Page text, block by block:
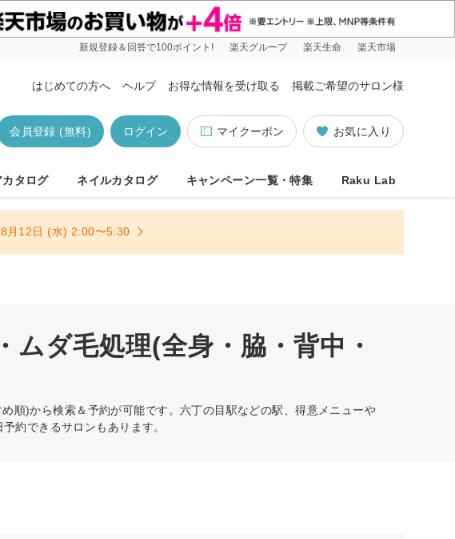
新規登録＆回答で100ポイント! 楽天グループ 楽天生命 楽天市場
はじめての方へ ヘルプ お得な情報を受け取る 掲載ご希望のサロン様
お気に入り
マイクーポン
ログイン
会員登録 (無料)
カタログ ネイルカタログ キャンペーン一覧・特集 Raku Lab
月12日 (水) 2:00〜5:30
ダ毛処理(全身・脇・背中・
順)から検索＆予約が可能です。六丁の目駅などの駅、得意メニューや
約できるサロンもあります。